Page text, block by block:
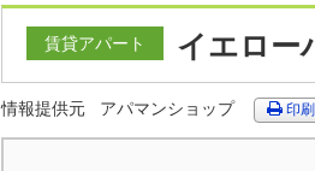
賃貸アパート イエロー
情報提供元 アパマンショップ 印